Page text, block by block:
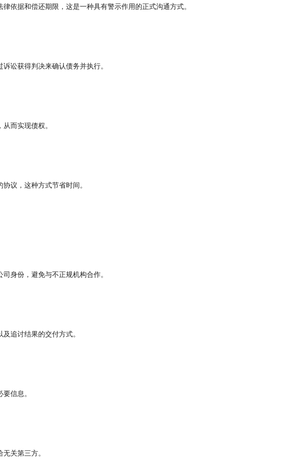
据和偿还期限，这是一种具有警示作用的正式沟通方式。
讼获得判决来确认债务并执行。
而实现债权。
议，这种方式节省时间。
身份，避免与不正规机构合作。
追讨结果的交付方式。
信息。
关第三方。